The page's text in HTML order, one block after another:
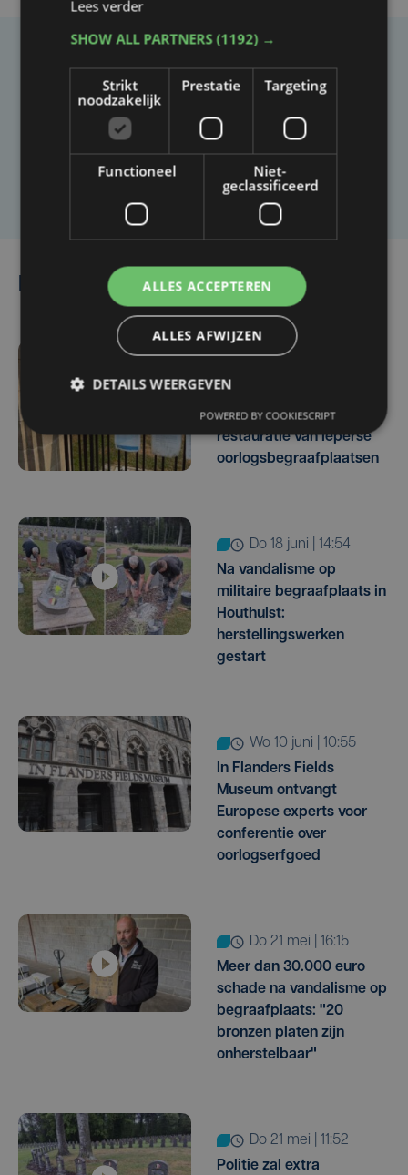
Taalfout opgemerkt?
Heb je een taal- of schrijffout opgemerkt in dit
artikel?
Laat het ons weten
Lees ook
Vlaanderen investeert
1,13 miljoen euro in
restauratie van Ieperse
oorlogsbegraafplaatsen
do 18 juni | 14:54
Na vandalisme op
militaire begraafplaats in
Houthulst:
herstellingswerken
gestart
wo 10 juni | 10:55
In Flanders Fields
Museum ontvangt
Europese experts voor
conferentie over
oorlogserfgoed
do 21 mei | 16:15
Meer dan 30.000 euro
schade na vandalisme op
begraafplaats: "20
bronzen platen zijn
onherstelbaar"
do 21 mei | 11:52
Politie zal extra
Lees verder
SHOW ALL PARTNERS(1192) →
Strikt
noodzakelijk
Prestatie Targeting
Functioneel
Niet-
geclassificeerd
ALLES ACCEPTEREN
ALLES AFWIJZEN
DETAILS WEERGEVEN
POWERED BY COOKIESCRIPT